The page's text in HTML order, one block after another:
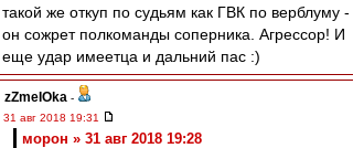
такой же откуп по судьям как ГВК по верблуму -
он сожрет полкоманды соперника. Агрессор! И
еще удар имеетца и дальний пас :)
zZmeIOka -
31 авг 2018 19:31
морон » 31 авг 2018 19:28